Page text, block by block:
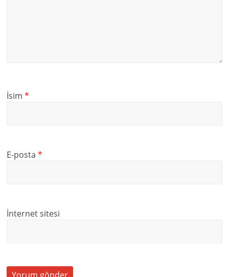
İsim*
E-posta*
İnternet sitesi